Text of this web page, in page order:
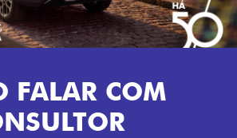
FALAR COM